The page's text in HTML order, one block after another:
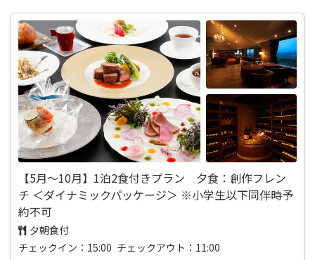
【5月～10月】1泊2食付きプラン 夕食：創作フレン
チ ＜ダイナミックパッケージ＞ ※小学生以下同伴時予
約不可
夕朝食付
チェックイン：15:00 チェックアウト：11:00